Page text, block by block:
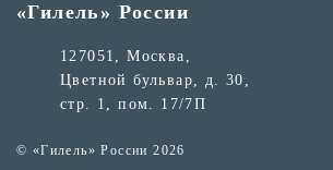
«Гилель» России
127051, Москва,
Цветной бульвар, д. 30,
стр. 1, пом. 17/7П
© «Гилель» России 2026